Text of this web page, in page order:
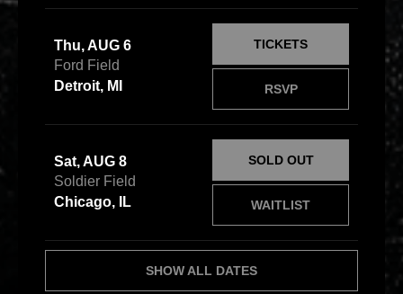
Thu, AUG 6
Ford Field
Detroit, MI
RSVP
TICKETS
Sat, AUG 8
Soldier Field
Chicago, IL
WAITLIST
SOLD OUT
SHOW ALL DATES